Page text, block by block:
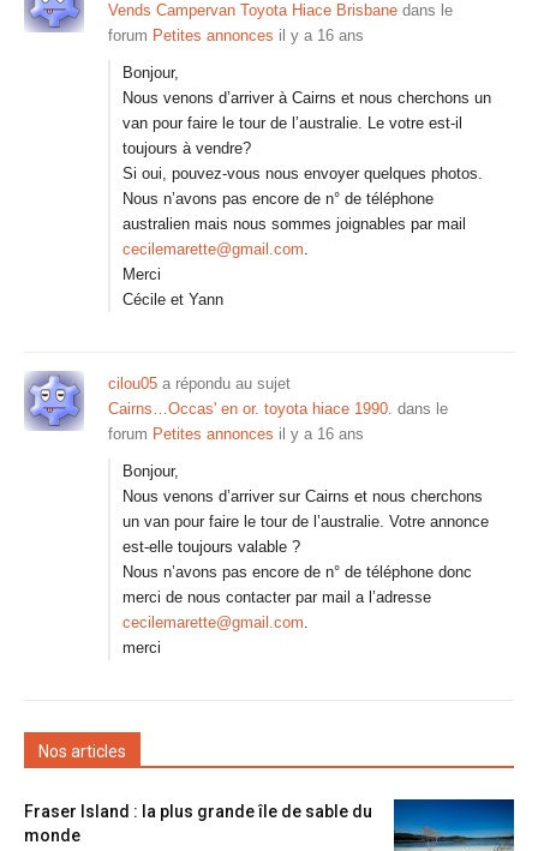
Vends Campervan Toyota Hiace Brisbane dans le
forum Petites annonces il y a 16 ans
Bonjour,
Nous venons d’arriver à Cairns et nous cherchons un
van pour faire le tour de l’australie. Le votre est-il
toujours à vendre?
Si oui, pouvez-vous nous envoyer quelques photos.
Nous n’avons pas encore de n° de téléphone
australien mais nous sommes joignables par mail
cecilemarette@gmail.com.
Merci
Cécile et Yann
cilou05 a répondu au sujet
Cairns…Occas' en or. toyota hiace 1990. dans le
forum Petites annonces il y a 16 ans
Bonjour,
Nous venons d’arriver sur Cairns et nous cherchons
un van pour faire le tour de l’australie. Votre annonce
est-elle toujours valable ?
Nous n’avons pas encore de n° de téléphone donc
merci de nous contacter par mail a l’adresse
cecilemarette@gmail.com.
merci
Nos articles
Fraser Island : la plus grande île de sable du
monde